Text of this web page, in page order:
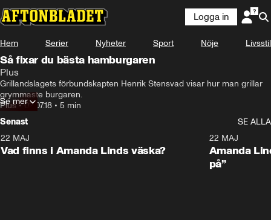
Logga in
Hem Serier Nyheter Sport Nöje Livsstil
Så fixar du bästa hamburgaren
Plus
Grillandslagets förbundskapten Henrik Stensvad visar hur man grillar
grymmaste burgaren.
Plus•02.07.18 • 5 min
Se mer
Senast
SE ALLA
Plus
22 MAJ
Vad finns i Amanda Linds väska?
Plus
22 MAJ
Amanda
på”